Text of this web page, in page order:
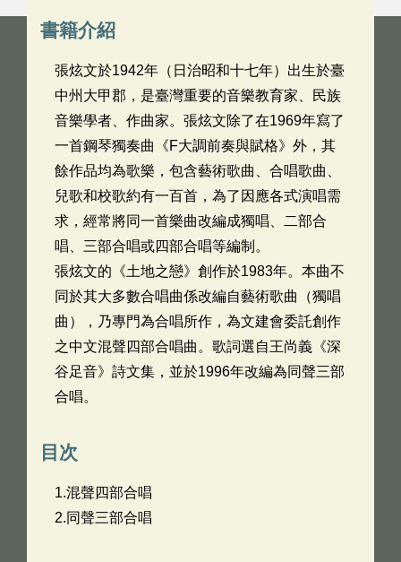
書籍介紹
張炫文於1942年（日治昭和十七年）出生於臺
中州大甲郡，是臺灣重要的音樂教育家、民族
音樂學者、作曲家。張炫文除了在1969年寫了
一首鋼琴獨奏曲《F大調前奏與賦格》外，其
餘作品均為歌樂，包含藝術歌曲、合唱歌曲、
兒歌和校歌約有一百首，為了因應各式演唱需
求，經常將同一首樂曲改編成獨唱、二部合
唱、三部合唱或四部合唱等編制。
張炫文的《土地之戀》創作於1983年。本曲不
同於其大多數合唱曲係改編自藝術歌曲（獨唱
曲），乃專門為合唱所作，為文建會委託創作
之中文混聲四部合唱曲。歌詞選自王尚義《深
谷足音》詩文集，並於1996年改編為同聲三部
合唱。
目次
1.混聲四部合唱
2.同聲三部合唱